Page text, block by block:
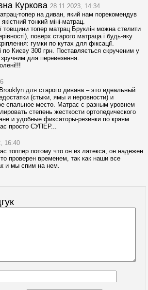
Курковa28.11.2023, 14:34
топер на диван, який нам порекомендув
тонкий міні-матрац.
товщини топер матрац Бруклін можна стелити
поверх старого матраца і будь-яку
гумки по кутах для фіксації.
по Києву 300 грн. Поставляється скрученим у
для перевезення.
для старого дивана – это идеальный
(стыки, ямы и неровности) и
спальное место. Матрас с разным уровнем
степень жесткости ортопедического
и удобные фиксаторы-резинки по краям.
просто СУПЕР...
16:40
топпер потому что он из латекса, он надежен
проверен временем, так как наши все
и мы спим на нем.